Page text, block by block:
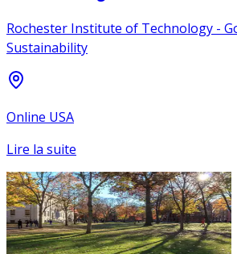
Rochester Institute of Technology -
Sustainability
Online USA
Lire la suite